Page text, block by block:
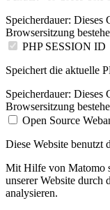
Speicherdauer: Dieses
Browsersitzung
PHP SESSION ID
Speichert die aktuelle
Speicherdauer: Dieses
Browsersitzung
Open Source
Diese Website benutzt
Mit Hilfe von Matomo
unserer Website durch
analysieren.